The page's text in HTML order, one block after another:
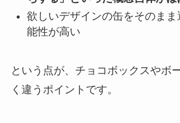
欲しいデザインの缶をそのま
能性が高い
という点が、チョコボックスやボ
く違うポイントです。